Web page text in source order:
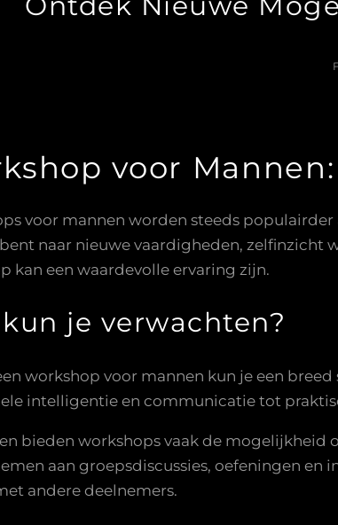
voor
voor mannen worden steeds
naar nieuwe vaardigheden,
kan een waardevolle ervaring zijn.
je verwachten?
workshop voor mannen kun je een
intelligentie en communicatie tot
bieden workshops vaak de mogelijkheid
aan groepsdiscussies, oefeningen
andere deelnemers.